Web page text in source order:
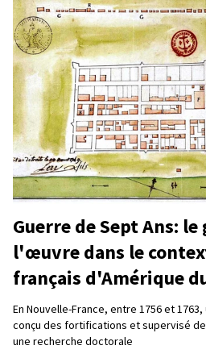
Guerre de Sept Ans:
l'œuvre dans le
français d'Amérique
En Nouvelle-France, entre 1756 et
conçu des fortifications et supervisé
une recherche doctorale